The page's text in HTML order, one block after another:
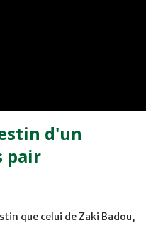
d'un
pair
que celui de Zaki Badou,